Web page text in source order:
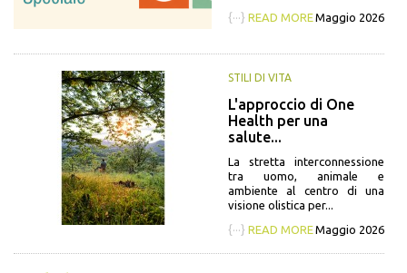
{···} READ MOREMaggio 2026
STILI DI VITA
L'approccio di One
Health per una
salute...
La stretta interconnessione
tra uomo, animale e
ambiente al centro di una
visione olistica per...
{···} READ MOREMaggio 2026